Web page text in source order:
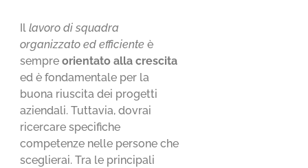
Illavoro di squadra
organizzato ed efficiente è
sempreorientato alla crescita
ed è fondamentale per la
buona riuscita dei progetti
aziendali. Tuttavia, dovrai
ricercare specifiche
competenze nelle persone che
sceglierai. Tra le principali